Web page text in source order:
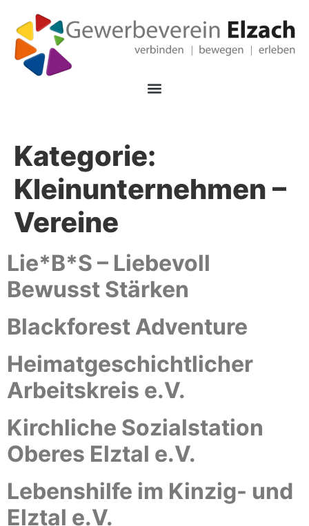
Kategorie:
Kleinunternehmen –
Vereine
Lie*B*S – Liebevoll
Bewusst Stärken
Blackforest Adventure
Heimatgeschichtlicher
Arbeitskreis e.V.
Kirchliche Sozialstation
Oberes Elztal e.V.
Lebenshilfe im Kinzig- und
Elztal e.V.